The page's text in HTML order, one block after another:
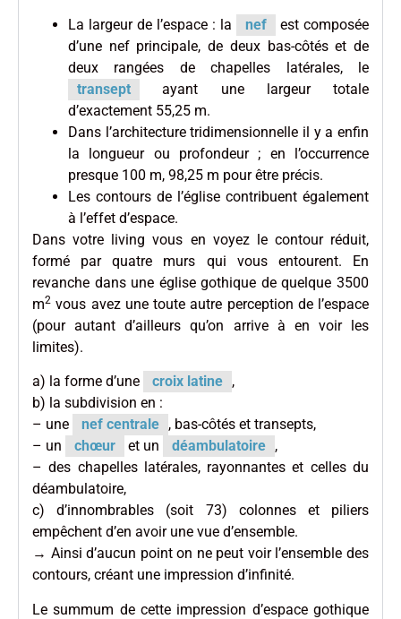
La largeur de l’espace : la nef
est composée
d’une nef principale, de deux bas-côtés et de
deux rangées de chapelles latérales, le
transept
ayant une largeur totale
d’exactement 55,25 m.
Dans l’architecture tridimensionnelle il y a enfin
la longueur ou profondeur ; en l’occurrence
presque 100 m, 98,25 m pour être précis.
Les contours de l’église contribuent également
à l’effet d’espace.
Dans votre living vous en voyez le contour réduit,
formé par quatre murs qui vous entourent. En
revanche dans une église gothique de quelque 3500
m2 vous avez une toute autre perception de l’espace
(pour autant d’ailleurs qu’on arrive à en voir les
limites).
a) la forme d’une croix latine ,
b) la subdivision en :
– une
nef centrale , bas-côtés et transepts,
– un
chœur et un déambulatoire ,
– des chapelles latérales, rayonnantes et celles du
déambulatoire,
c) d’innombrables (soit 73) colonnes et piliers
empêchent d’en avoir une vue d’ensemble.
→ Ainsi d’aucun point on ne peut voir l’ensemble des
contours, créant une impression d’infinité.
Le summum de cette impression d’espace gothique